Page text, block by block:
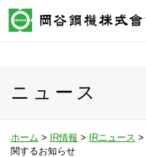
ニュース
ホーム > IR情報 > IRニュース >
関するお知らせ